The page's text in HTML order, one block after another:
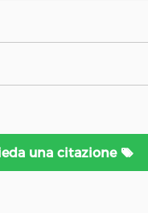
una citazione